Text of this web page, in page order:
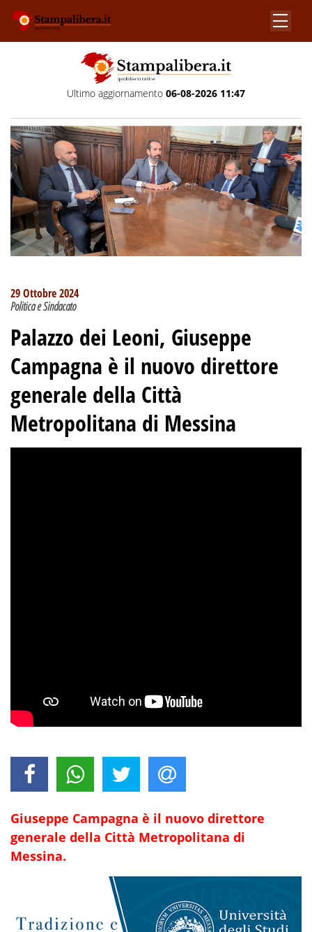
Ultimo aggiornamento 06-08-2026 11:47
29 Ottobre 2024
Politica e Sindacato
Palazzo dei Leoni, Giuseppe
Campagna è il nuovo direttore
generale della Città
Metropolitana di Messina
Giuseppe Campagna è il nuovo direttore
generale della Città Metropolitana di
Messina.